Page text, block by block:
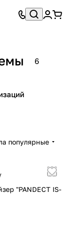
6
популярные
"PANDECT IS-